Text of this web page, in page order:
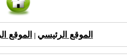
الموقع الرئيسي الموقع